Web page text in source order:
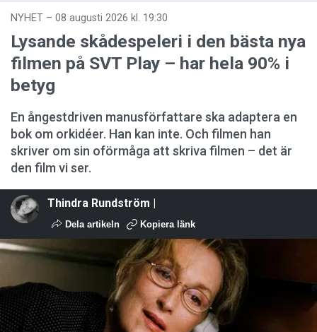
NYHET – 08 augusti 2026 kl. 19:30
Lysande skådespeleri i den bästa nya
filmen på SVT Play – har hela 90% i
betyg
En ångestdriven manusförfattare ska adaptera en
bok om orkidéer. Han kan inte. Och filmen han
skriver om sin oförmåga att skriva filmen – det är
den film vi ser.
Thindra Rundström |
Dela artikeln Kopiera länk